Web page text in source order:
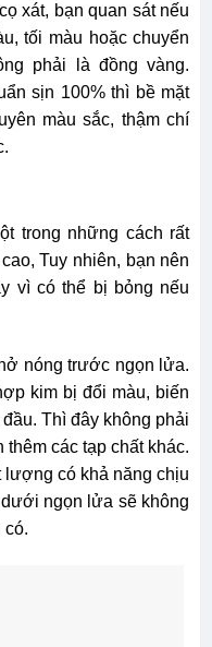
xát, bạn quan sát nếu
tối màu hoặc chuyển
phải là đồng vàng.
sịn 100% thì bề mặt
màu sắc, thậm chí
trong những cách rất
Tuy nhiên, bạn nên
vì có thể bị bỏng nếu
nóng trước ngọn lửa.
kim bị đổi màu, biến
Thì đây không phải
thêm các tạp chất khác.
lượng có khả năng chịu
ngọn lửa sẽ không
có.